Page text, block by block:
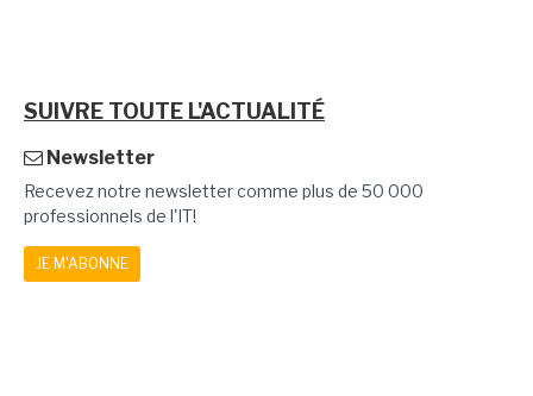
SUIVRE TOUTE L'ACTUALITÉ
Newsletter
Recevez notre newsletter comme plus de 50 000
professionnels de l'IT!
JE M'ABONNE